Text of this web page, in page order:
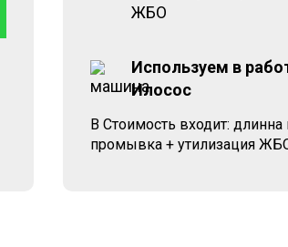
ЖБО
Используем в
Илосос
В Стоимость входит:
промывка + утилизация